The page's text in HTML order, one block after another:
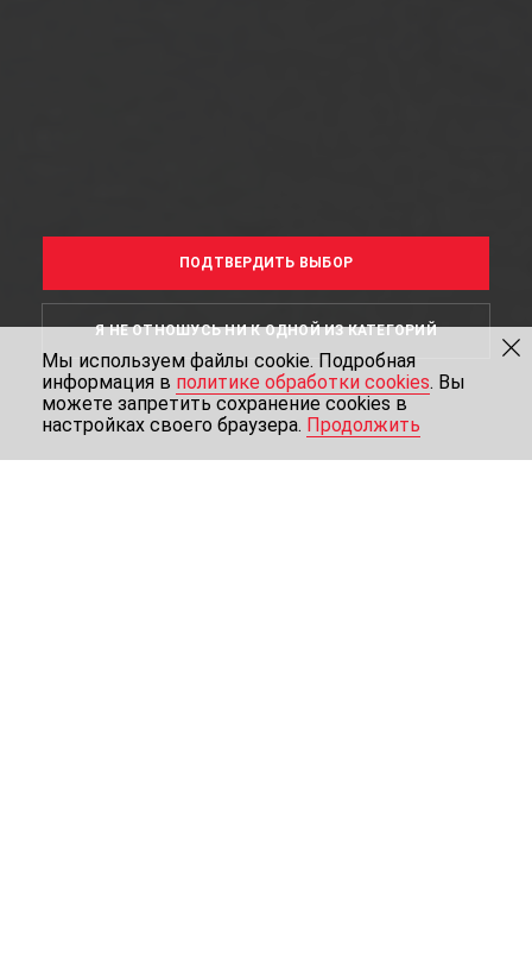
ПОДТВЕРДИТЬ ВЫБОР
Я НЕ ОТНОШУСЬ НИ К ОДНОЙ ИЗ КАТЕГОРИЙ
Мы используем файлы cookie. Подробная
информация в политике обработки cookies. Вы
можете запретить сохранение cookies в
настройках своего браузера. Продолжить